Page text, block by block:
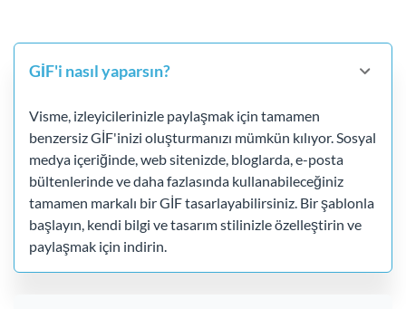
GİF'i nasıl yaparsın?
Visme, izleyicilerinizle paylaşmak için tamamen
benzersiz GİF'inizi oluşturmanızı mümkün kılıyor. Sosyal
medya içeriğinde, web sitenizde, bloglarda, e-posta
bültenlerinde ve daha fazlasında kullanabileceğiniz
tamamen markalı bir GİF tasarlayabilirsiniz. Bir şablonla
başlayın, kendi bilgi ve tasarım stilinizle özelleştirin ve
paylaşmak için indirin.